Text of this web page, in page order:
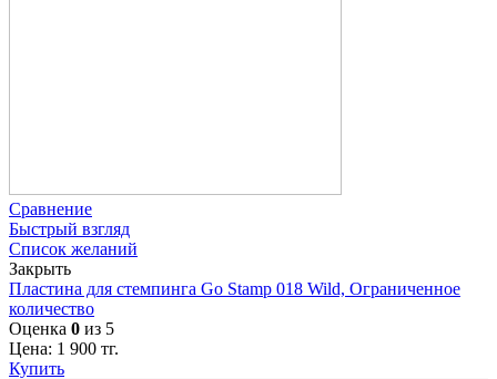
Сравнение
Быстрый взгляд
Список желаний
Закрыть
Пластина для стемпинга Go Stamp 018 Wild, Ограниченное
количество
Оценка 0 из 5
Цена: 1 900 тг.
Купить